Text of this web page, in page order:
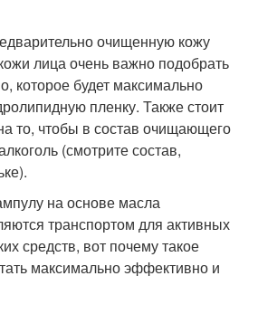
очищенную кожу
лица очень важно подобрать
которое будет максимально
пленку. Также стоит
то, чтобы в состав очищающего
(смотрите состав,
на основе масла
транспортом для активных
средств, вот почему такое
максимально эффективно и